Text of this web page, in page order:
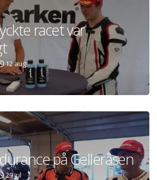
racet var
12 aug
på Gelleråsen
29 jul